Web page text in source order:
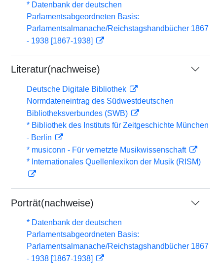
* Datenbank der deutschen
Parlamentsabgeordneten Basis:
Parlamentsalmanache/Reichstagshandbücher 1867
- 1938 [1867-1938]
Literatur(nachweise)
Deutsche Digitale Bibliothek
Normdateneintrag des Südwestdeutschen
Bibliotheksverbundes (SWB)
* Bibliothek des Instituts für Zeitgeschichte München
- Berlin
* musiconn - Für vernetzte Musikwissenschaft
* Internationales Quellenlexikon der Musik (RISM)
Porträt(nachweise)
* Datenbank der deutschen
Parlamentsabgeordneten Basis:
Parlamentsalmanache/Reichstagshandbücher 1867
- 1938 [1867-1938]